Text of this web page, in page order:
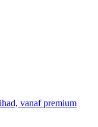
vanaf premium